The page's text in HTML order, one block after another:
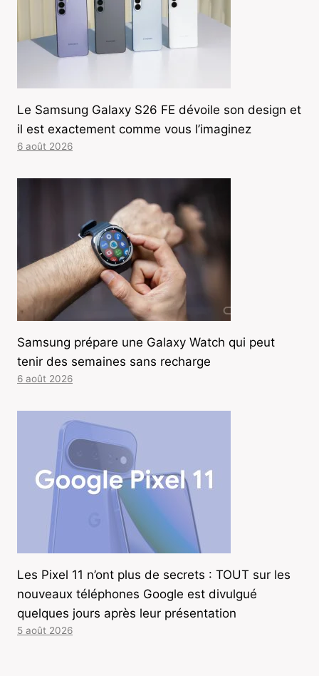
Le Samsung Galaxy S26 FE dévoile son design et
il est exactement comme vous l’imaginez
6 août 2026
Samsung prépare une Galaxy Watch qui peut
tenir des semaines sans recharge
6 août 2026
Les Pixel 11 n’ont plus de secrets : TOUT sur les
nouveaux téléphones Google est divulgué
quelques jours après leur présentation
5 août 2026